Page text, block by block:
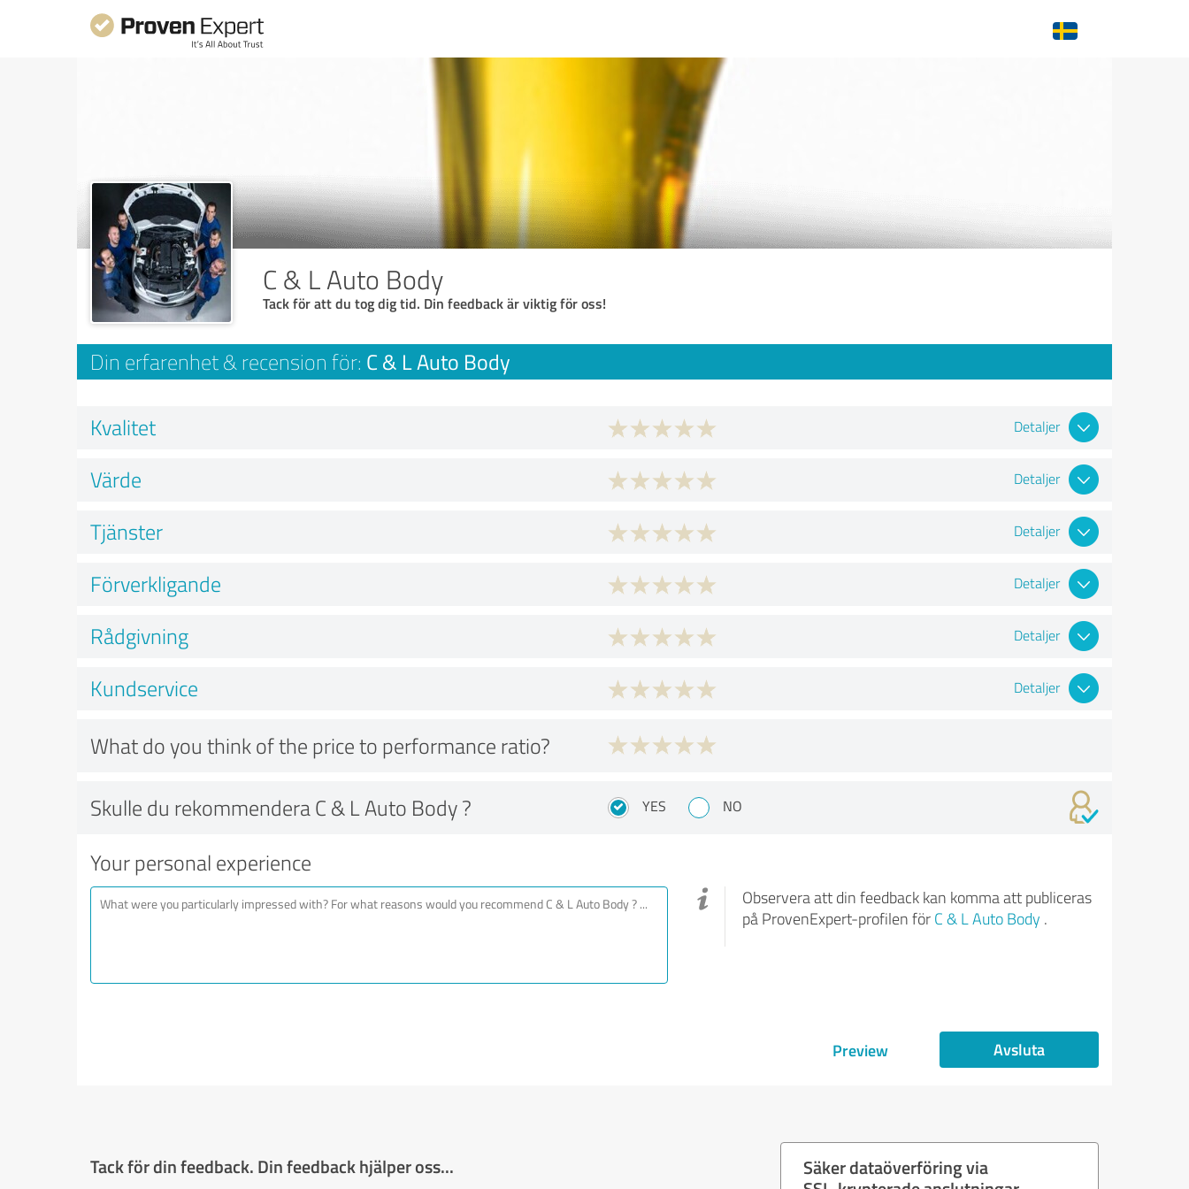
C & L Auto Body
Tack för att du tog dig tid. Din feedback är viktig för oss!
Din erfarenhet & recension för: C & L Auto Body
Kvalitet Detaljer
Värde Detaljer
Tjänster Detaljer
Förverkligande Detaljer
Rådgivning Detaljer
Kundservice Detaljer
What do you think of the price to performance ratio?
Skulle du rekommendera C & L Auto Body ? YES NO
Your personal experience
Observera att din feedback kan komma att publiceras
på ProvenExpert-profilen för C & L Auto Body .
Preview Avsluta
Tack för din feedback. Din feedback hjälper oss...
Säker dataöverföring via